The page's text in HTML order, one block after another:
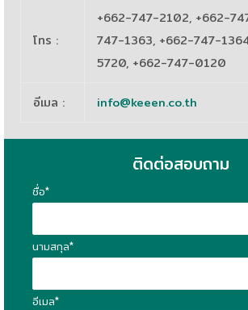
โทร :
+662-747-2102, +662-
747-1363, +662-747-
5720, +662-747-0120
อีเมล : info@keeen.co.th
ติดต่อสอบถาม
ชื่อ*
นามสกุล*
อีเมล*